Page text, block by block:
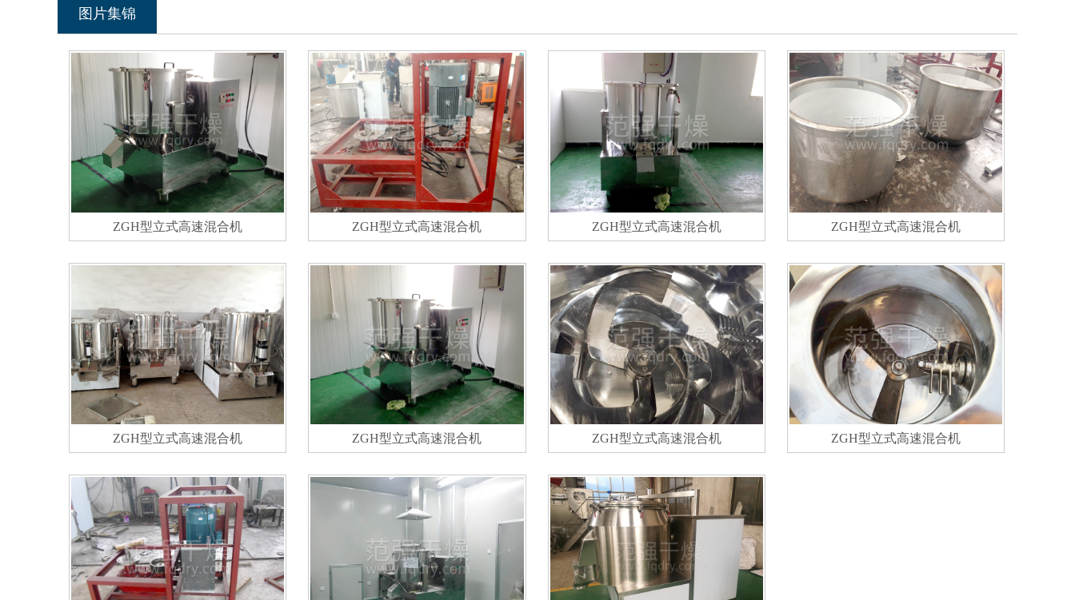
图片集锦
ZGH型立式高速混合机 ZGH型立式高速混合机 ZGH型立式高速混合机 ZGH型立式高速混合机
ZGH型立式高速混合机 ZGH型立式高速混合机 ZGH型立式高速混合机 ZGH型立式高速混合机